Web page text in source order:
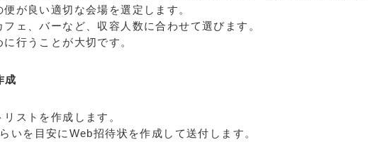
が良い適切な会場を選定します。
フェ、バーなど、収容人数に合わせて選びます。
行うことが大切です。
成
ストを作成します。
いを目安にWeb招待状を作成して送付します。